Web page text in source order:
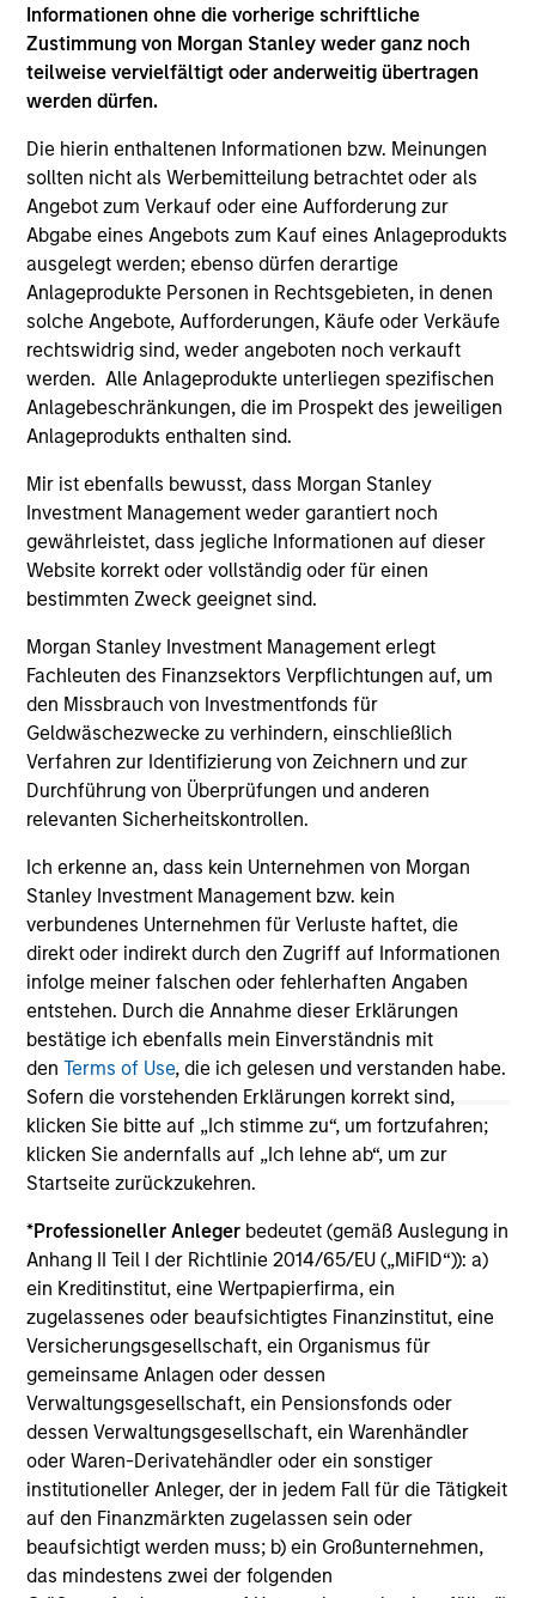
Informationen ohne die vorherige schriftliche
Zustimmung von Morgan Stanley weder ganz noch
teilweise vervielfältigt oder anderweitig übertragen
werden dürfen.
Die hierin enthaltenen Informationen bzw. Meinungen
sollten nicht als Werbemitteilung betrachtet oder als
Angebot zum Verkauf oder eine Aufforderung zur
Abgabe eines Angebots zum Kauf eines Anlageprodukts
ausgelegt werden; ebenso dürfen derartige
Anlageprodukte Personen in Rechtsgebieten, in denen
solche Angebote, Aufforderungen, Käufe oder Verkäufe
rechtswidrig sind, weder angeboten noch verkauft
werden. Alle Anlageprodukte unterliegen spezifischen
Anlagebeschränkungen, die im Prospekt des jeweiligen
Anlageprodukts enthalten sind.
Mir ist ebenfalls bewusst, dass Morgan Stanley
Investment Management weder garantiert noch
gewährleistet, dass jegliche Informationen auf dieser
Website korrekt oder vollständig oder für einen
bestimmten Zweck geeignet sind.
Morgan Stanley Investment Management erlegt
Fachleuten des Finanzsektors Verpflichtungen auf, um
den Missbrauch von Investmentfonds für
Geldwäschezwecke zu verhindern, einschließlich
Verfahren zur Identifizierung von Zeichnern und zur
Durchführung von Überprüfungen und anderen
relevanten Sicherheitskontrollen.
Ich erkenne an, dass kein Unternehmen von Morgan
Stanley Investment Management bzw. kein
verbundenes Unternehmen für Verluste haftet, die
direkt oder indirekt durch den Zugriff auf Informationen
infolge meiner falschen oder fehlerhaften Angaben
entstehen. Durch die Annahme dieser Erklärungen
bestätige ich ebenfalls mein Einverständnis mit
denTerms of Use, die ich gelesen und verstanden habe.
Sofern die vorstehenden Erklärungen korrekt sind,
klicken Sie bitte auf „Ich stimme zu“, um fortzufahren;
klicken Sie andernfalls auf „Ich lehne ab“, um zur
Startseite zurückzukehren.
*Professioneller Anleger bedeutet (gemäß Auslegung in
Anhang II Teil I der Richtlinie 2014/65/EU („MiFID“)): a)
ein Kreditinstitut, eine Wertpapierfirma, ein
zugelassenes oder beaufsichtigtes Finanzinstitut, eine
Versicherungsgesellschaft, ein Organismus für
gemeinsame Anlagen oder dessen
Verwaltungsgesellschaft, ein Pensionsfonds oder
dessen Verwaltungsgesellschaft, ein Warenhändler
oder Waren-Derivatehändler oder ein sonstiger
institutioneller Anleger, der in jedem Fall für die Tätigkeit
auf den Finanzmärkten zugelassen sein oder
beaufsichtigt werden muss; b) ein Großunternehmen,
das mindestens zwei der folgenden
University of Michigan and an M.B.A. in finance and
accounting from the University of Chicago
Graduate School of Business. He holds the
Chartered Financial Analyst designation.
Team Insights
VIDEO
Video: Global Investieren im Green
Das Momentum am globalen Markt für Green
Bonds wird durch eine robuste
Emissionstätigkeit, eine wachsende
Emittentendiversität und moderate
„Greeniums“ gestützt. Unsere Strategie
konzentriert sich auf Emittenten mit positivem
Umwelteinfluss und soliden finanziellen
Perspektiven. Mehr dazu erfahren Sie in
diesem Video.
10-APR-2026
May not represent all Team Members.
The information on this page is for informational
purposes only. The information contained herein does
not constitute and should not be construed as an
offering of advisory services or an offer to sell or a
jurisdiction in which such offer or solicitation,
purchase or sale would be unlawful under the
securities, insurance or other laws of such jurisdiction.
All investing involves risks, including a loss of principal.
Please refer to the strategy detail page for important
information on the strategy, including additional risk
considerations.